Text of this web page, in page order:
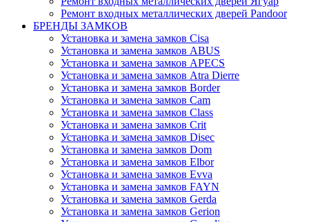
Ремонт входных металлических дверей Pandoor
БРЕНДЫ ЗАМКОВ
Установка и замена замков Cisa
Установка и замена замков ABUS
Установка и замена замков APECS
Установка и замена замков Atra Dierre
Установка и замена замков Border
Установка и замена замков Cam
Установка и замена замков Class
Установка и замена замков Crit
Установка и замена замков Disec
Установка и замена замков Dom
Установка и замена замков Elbor
Установка и замена замков Evva
Установка и замена замков FAYN
Установка и замена замков Gerda
Установка и замена замков Gerion